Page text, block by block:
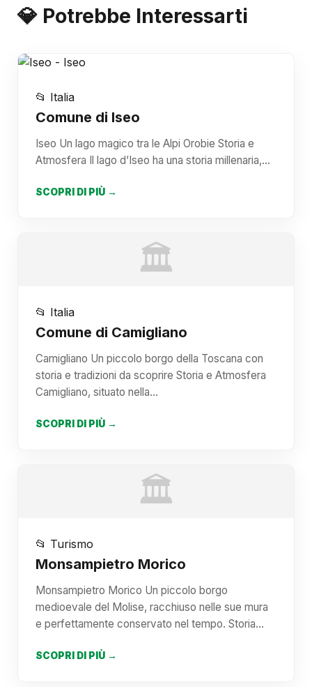
💎 Potrebbe Interessarti
📂 Italia
Comune di Iseo
Iseo Un lago magico tra le Alpi Orobie Storia e
Atmosfera Il lago d’Iseo ha una storia millenaria,…
SCOPRI DI PIÙ →
🏛️
📂 Italia
Comune di Camigliano
Camigliano Un piccolo borgo della Toscana con
storia e tradizioni da scoprire Storia e Atmosfera
Camigliano, situato nella…
SCOPRI DI PIÙ →
🏛️
📂 Turismo
Monsampietro Morico
Monsampietro Morico Un piccolo borgo
medioevale del Molise, racchiuso nelle sue mura
e perfettamente conservato nel tempo. Storia…
SCOPRI DI PIÙ →